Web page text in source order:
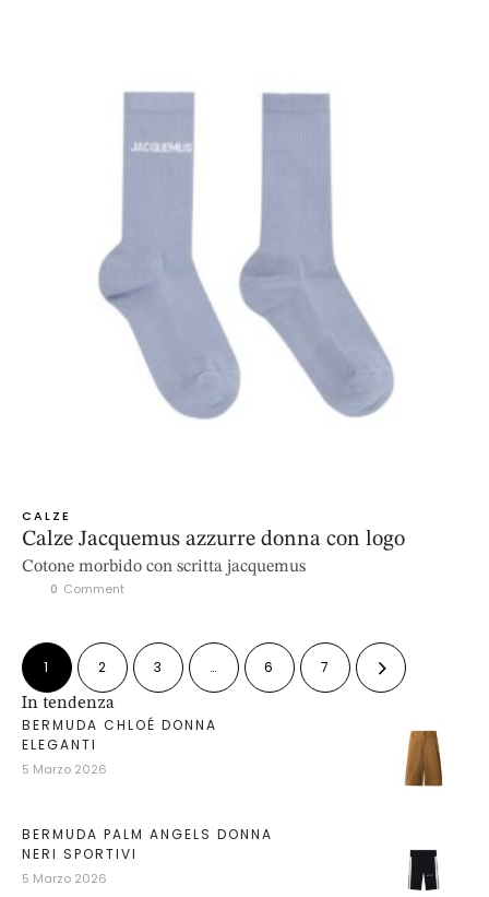
CALZE
Calze Jacquemus azzurre donna con logo
Cotone morbido con scritta jacquemus
0 Comment
1 2 3 … 6 7
In tendenza
BERMUDA CHLOÉ DONNA
ELEGANTI
5 Marzo 2026
BERMUDA PALM ANGELS DONNA
NERI SPORTIVI
5 Marzo 2026